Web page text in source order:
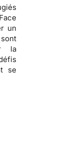
un
la
se